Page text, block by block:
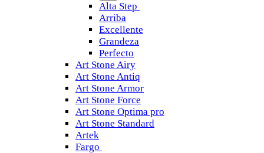
Alta Step
Arriba
Excellente
Grandeza
Perfecto
Art Stone Airy
Art Stone Antiq
Art Stone Armor
Art Stone Force
Art Stone Optima pro
Art Stone Standard
Artek
Fargo